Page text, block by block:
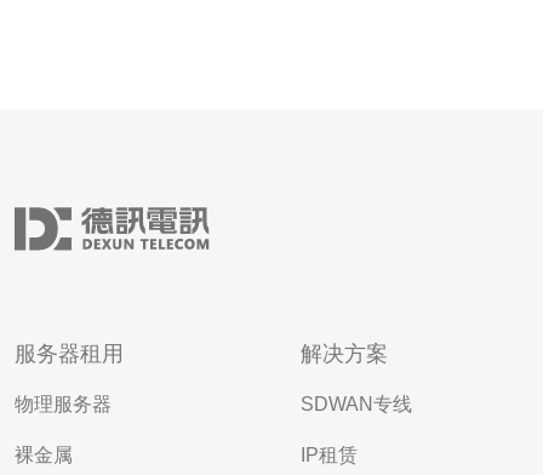
服务器租用
物理服务器
裸金属
解决方案
SDWAN专线
IP租赁